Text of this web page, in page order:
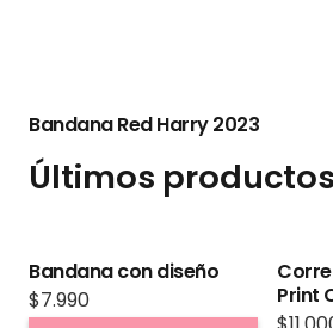
Bandana Red Harry 2023
Últimos productos
Bandana con diseño
$7.990
Print